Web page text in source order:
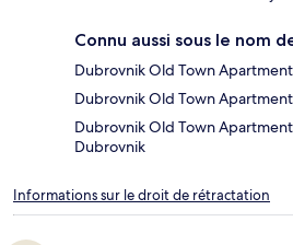
Connu aussi sous le nom
Dubrovnik Old Town
Dubrovnik Old Town
Dubrovnik Old Town
Dubrovnik
Informations sur le droit de rétractation